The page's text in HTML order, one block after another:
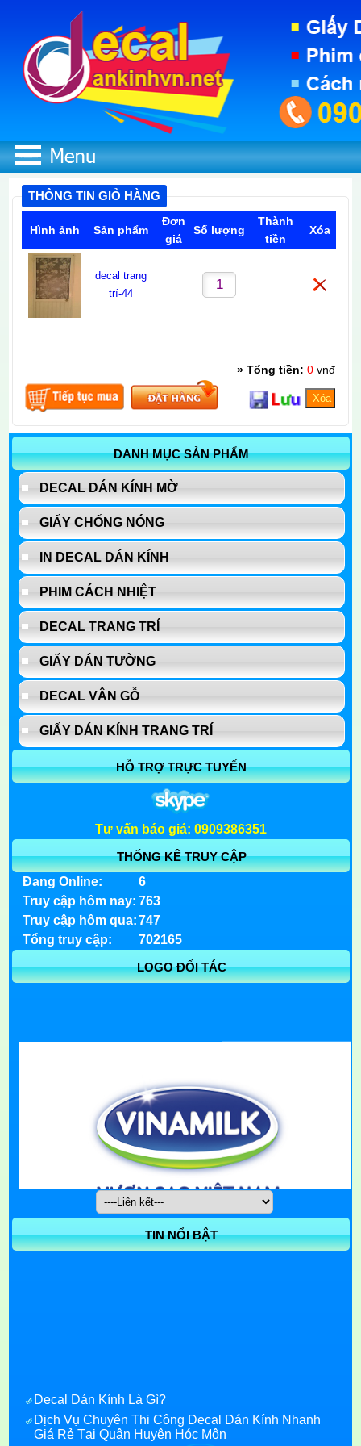
THÔNG TIN GIỎ HÀNG
Hình ảnh Sản phẩm
Đơn
giá
Số lượng
Thành
tiền
Xóa
decal trang
trí-44
» Tổng tiền: 0vnđ
DANH MỤC SẢN PHẨM
DECAL DÁN KÍNH MỜ
GIẤY CHỐNG NÓNG
IN DECAL DÁN KÍNH
PHIM CÁCH NHIỆT
DECAL TRANG TRÍ
GIẤY DÁN TƯỜNG
DECAL VÂN GỖ
GIẤY DÁN KÍNH TRANG TRÍ
HỖ TRỢ TRỰC TUYẾN
Tư vấn báo giá: 0909386351
THỐNG KÊ TRUY CẬP
Đang Online:
6
Truy cập hôm nay: 763
Truy cập hôm qua: 747
Tổng truy cập:
702165
LOGO ĐỐI TÁC
TIN NỔI BẬT
Decal Dán Kính Là Gì?
Dịch Vụ Chuyên Thi Công Decal Dán Kính Nhanh
Giá Rẻ Tại Quận Huyện Hóc Môn